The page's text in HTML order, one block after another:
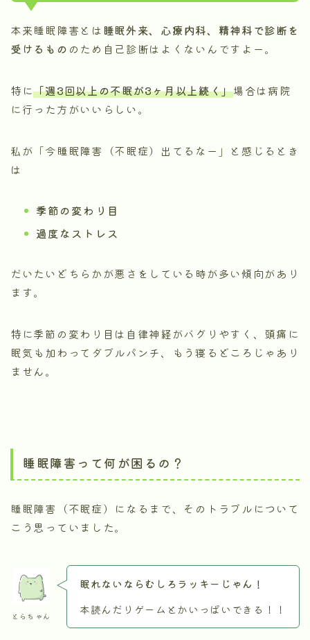
本来睡眠障害とは睡眠外来、心療内科、精神科で診断を
受けるもの のため自己診断はよくないんですよー。
特に「週3回以上の不眠が3ヶ月以上続く」場合は病院
に行った方がいいらしい。
私が「今睡眠障害（不眠症）出てるなー」と感じるとき
は
季節の変わり目
過度なストレス
だいたいどちらかが悪さをしている時が多い傾向があり
ます。
特に季節の変わり目は自律神経がバグりやすく、頭痛に
眠気も加わってダブルパンチ、もう寝るどころじゃあり
ません。
睡眠障害って何が困るの？
睡眠障害（不眠症）になるまで、そのトラブルについて
こう思っていました。
とらちゃん
眠れないならむしろラッキーじゃん！
本読んだりゲームとかいっぱいできる！！